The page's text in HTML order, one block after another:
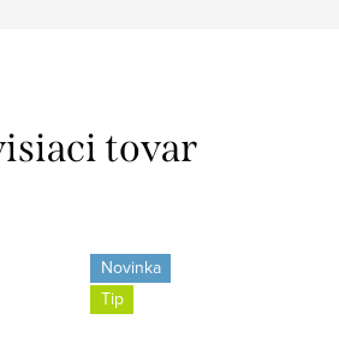
tovar
Novinka
Tip